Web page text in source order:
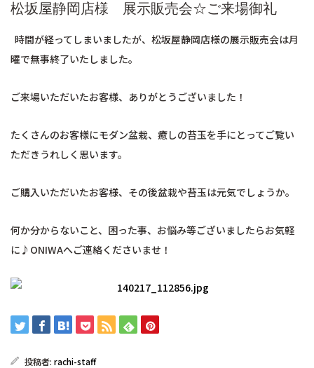
松坂屋静岡店様 展示販売会☆ご来場御礼
時間が経ってしまいましたが、松坂屋静岡店様の展示販売会は月
曜で無事終了いたしました。
ご来場いただいたお客様、ありがとうございました！
たくさんのお客様にモダン盆栽、癒しの苔玉を手にとってご覧い
ただきうれしく思います。
ご購入いただいたお客様、その後盆栽や苔玉は元気でしょうか。
何か分からないこと、困った事、お悩み等ございましたらお気軽
に♪ONIWAへご連絡くださいませ！
投稿者: rachi-staff